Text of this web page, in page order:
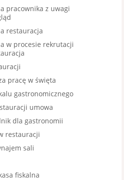
pracownika z uwagi
restauracja
w procesie rekrutacji
pracę w święta
gastronomicznego
umowa
dla gastronomii
restauracji
sali
fiskalna